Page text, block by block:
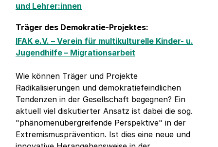
und Lehrer:innen
Träger des Demokratie-Projektes:
IFAK e.V. – Verein für multikulturelle Kinder- u.
Jugendhilfe – Migrationsarbeit
Wie können Träger und Projekte
Radikalisierungen und demokratiefeindlichen
Tendenzen in der Gesellschaft begegnen? Ein
aktuell viel diskutierter Ansatz ist dabei die sog.
"phänomenübergreifende Perspektive" in der
Extremismusprävention. Ist dies eine neue und